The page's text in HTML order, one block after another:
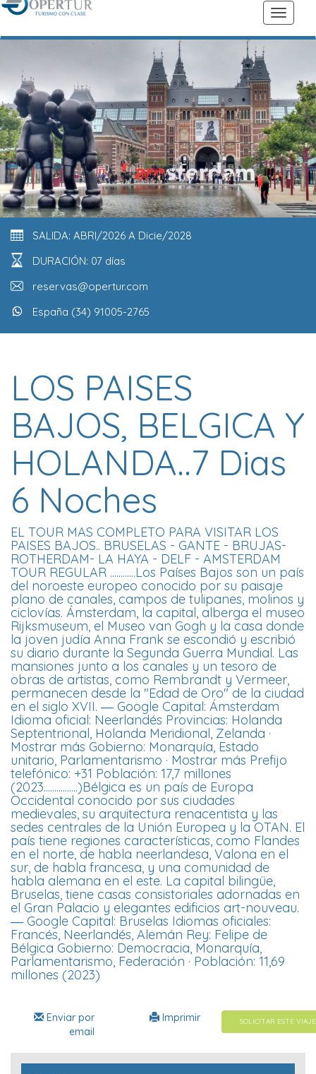
SALIDA: ABRI/2026 A Dicie/2028
DURACIÓN: 07 días
reservas@opertur.com
España (34) 91005-2765
LOS PAISES
BAJOS, BELGICA Y
HOLANDA..7 Dias
6 Noches
EL TOUR MAS COMPLETO PARA VISITAR LOS
PAISES BAJOS.. BRUSELAS - GANTE - BRUJAS-
ROTHERDAM- LA HAYA - DELF - AMSTERDAM
TOUR REGULAR ............Los Países Bajos son un país
del noroeste europeo conocido por su paisaje
plano de canales, campos de tulipanes, molinos y
ciclovías. Ámsterdam, la capital, alberga el museo
Rijksmuseum, el Museo van Gogh y la casa donde
la joven judía Anna Frank se escondió y escribió
su diario durante la Segunda Guerra Mundial. Las
mansiones junto a los canales y un tesoro de
obras de artistas, como Rembrandt y Vermeer,
permanecen desde la "Edad de Oro" de la ciudad
en el siglo XVII. ― Google Capital: Ámsterdam
Idioma oficial: Neerlandés Provincias: Holanda
Septentrional, Holanda Meridional, Zelanda ·
Mostrar más Gobierno: Monarquía, Estado
unitario, Parlamentarismo · Mostrar más Prefijo
telefónico: +31 Población: 17,7 millones
(2023................)Bélgica es un país de Europa
Occidental conocido por sus ciudades
medievales, su arquitectura renacentista y las
sedes centrales de la Unión Europea y la OTAN. El
país tiene regiones características, como Flandes
en el norte, de habla neerlandesa, Valona en el
sur, de habla francesa, y una comunidad de
habla alemana en el este. La capital bilingüe,
Bruselas, tiene casas consistoriales adornadas en
el Gran Palacio y elegantes edificios art-nouveau.
― Google Capital: Bruselas Idiomas oficiales:
Francés, Neerlandés, Alemán Rey: Felipe de
Bélgica Gobierno: Democracia, Monarquía,
Parlamentarismo, Federación · Población: 11,69
millones (2023)
SOLICITAR ESTE VIAJE
Imprimir
Enviar por
email